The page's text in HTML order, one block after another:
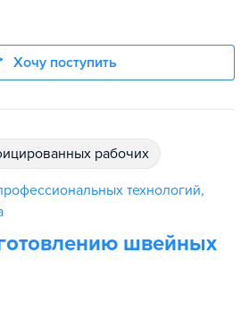
Хочу поступить
рабочих
технологий,
швейных